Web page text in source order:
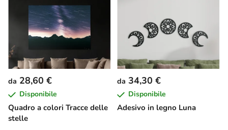
Quadro a colori Tracce delle
stelle
da 28,60 €
Disponibile
Adesivo in legno Luna
da 34,30 €
Disponibile